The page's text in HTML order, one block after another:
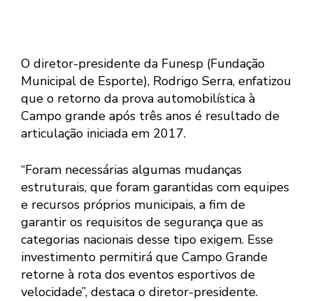
O diretor-presidente da Funesp (Fundação
Municipal de Esporte), Rodrigo Serra, enfatizou
que o retorno da prova automobilística à
Campo grande após três anos é resultado de
articulação iniciada em 2017.
“Foram necessárias algumas mudanças
estruturais, que foram garantidas com equipes
e recursos próprios municipais, a fim de
garantir os requisitos de segurança que as
categorias nacionais desse tipo exigem. Esse
investimento permitirá que Campo Grande
retorne à rota dos eventos esportivos de
velocidade”, destaca o diretor-presidente.